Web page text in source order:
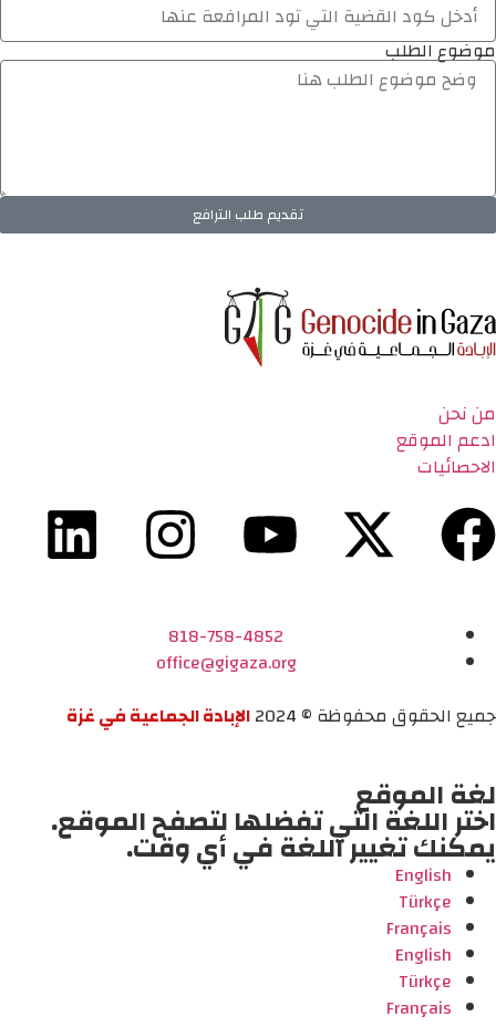
موضوع الطلب
تقديم طلب الترافع
من نحن
ادعم الموقع
الاحصائيات
818-758-4852
office@gigaza.org
جميع الحقوق محفوظة © 2024
الإبادة الجماعية في غزة
لغة الموقع
اختر اللغة التي تفضلها لتصفح الموقع.
يمكنك تغيير اللغة في أي وقت.
English
Türkçe
Français
English
Türkçe
Français